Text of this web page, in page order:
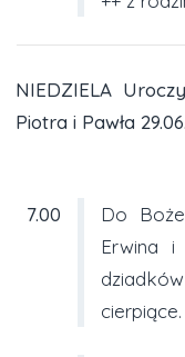
NIEDZIELA
Piotra i Pawła 29.06.
7.00
Do
Erwina
cierpiące.